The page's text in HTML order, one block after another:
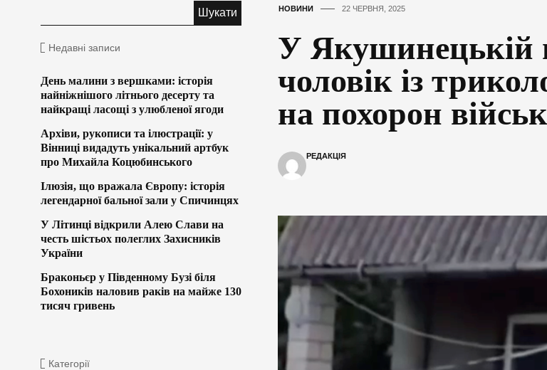
НОВИНИ 22 ЧЕРВНЯ, 2025
У Якушинецькій
чоловік із
на похорон
РЕДАКЦІЯ
Недавні записи
День малини з вершками: історія
найніжнішого літнього десерту та
найкращі ласощі з улюбленої ягоди
Архіви, рукописи та ілюстрації: у
Вінниці видадуть унікальний артбук
про Михайла Коцюбинського
Ілюзія, що вражала Європу: історія
легендарної бальної зали у Спичинцях
У Літинці відкрили Алею Слави на
честь шістьох полеглих Захисників
України
Браконьєр у Південному Бузі біля
Бохоників наловив раків на майже 130
тисяч гривень
Категорії